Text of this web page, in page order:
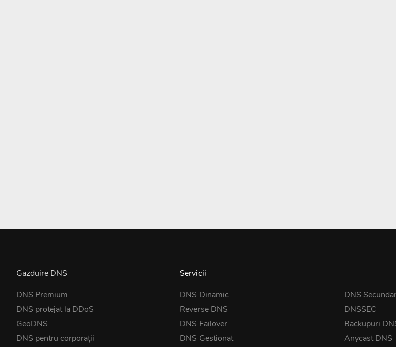
Gazduire DNS
DNS Premium
DNS protejat la DDoS
GeoDNS
DNS pentru corporații
Servicii
DNS Dinamic
Reverse DNS
DNS Failover
DNS Gestionat
DNS
DNSSEC
Backupuri
Anycast DNS